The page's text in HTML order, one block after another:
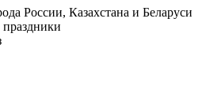
России, Казахстана и Беларуси